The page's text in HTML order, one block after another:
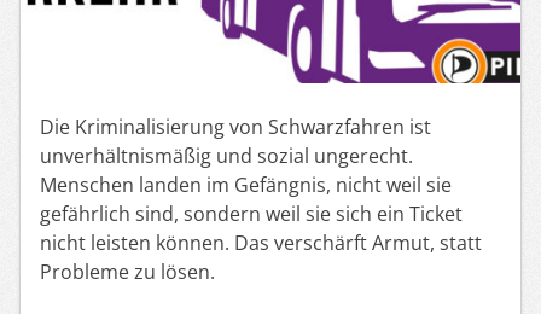
Die Kriminalisierung von Schwarzfahren ist
unverhältnismäßig und sozial ungerecht.
Menschen landen im Gefängnis, nicht weil sie
gefährlich sind, sondern weil sie sich ein Ticket
nicht leisten können. Das verschärft Armut, statt
Probleme zu lösen.